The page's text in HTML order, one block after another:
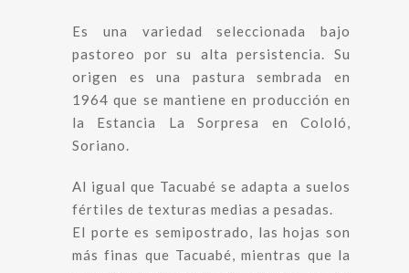
Es una variedad seleccionada bajo
pastoreo por su alta persistencia. Su
origen es una pastura sembrada en
1964 que se mantiene en producción en
la Estancia La Sorpresa en Cololó,
Soriano.
Al igual que Tacuabé se adapta a suelos
fértiles de texturas medias a pesadas.
El porte es semipostrado, las hojas son
más finas que Tacuabé, mientras que la